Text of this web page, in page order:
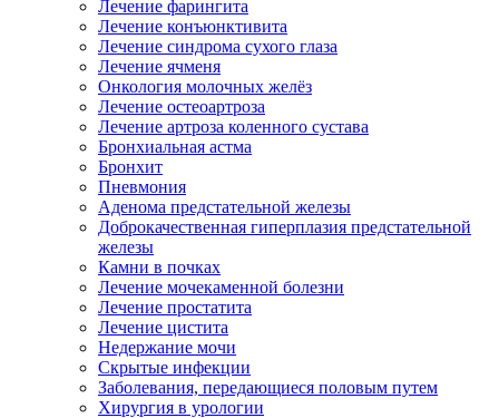
Лечение фарингита
Лечение конъюнктивита
Лечение синдрома сухого глаза
Лечение ячменя
Онкология молочных желёз
Лечение остеоартроза
Лечение артроза коленного сустава
Бронхиальная астма
Бронхит
Пневмония
Аденома предстательной железы
Доброкачественная гиперплазия предстательной
железы
Камни в почках
Лечение мочекаменной болезни
Лечение простатита
Лечение цистита
Недержание мочи
Скрытые инфекции
Заболевания, передающиеся половым путем
Хирургия в урологии